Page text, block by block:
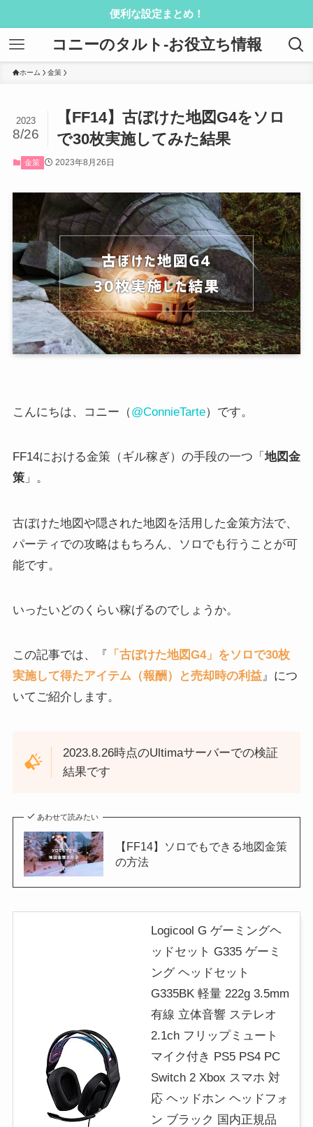
便利な設定まとめ！
コニーのタルト-お役立ち情報
ホーム 金策
【FF14】古ぼけた地図G4をソロ
で30枚実施してみた結果
2023
8/26
金策 2023年8月26日
こんにちは、コニー（@ConnieTarte）です。
FF14における金策（ギル稼ぎ）の手段の一つ「 地図金
策」。
古ぼけた地図や隠された地図を活用した金策方法で、
パーティでの攻略はもちろん、ソロでも行うことが可
能です。
いったいどのくらい稼げるのでしょうか。
この記事では、『
「古ぼけた地図G4」をソロで30枚
実施して得たアイテム（報酬）と売却時の利益』につ
いてご紹介します。
2023.8.26時点のUltimaサーバーでの検証
結果です
あわせて読みたい
【FF14】ソロでもできる地図金策
の方法
Logicool G ゲーミングヘ
ッドセット G335 ゲーミ
ング ヘッドセット
G335BK 軽量 222g 3.5mm
有線 立体音響 ステレオ
2.1ch フリップミュート
マイク付き PS5 PS4 PC
Switch 2 Xbox スマホ 対
応 ヘッドホン ヘッドフォ
ン ブラック 国内正規品